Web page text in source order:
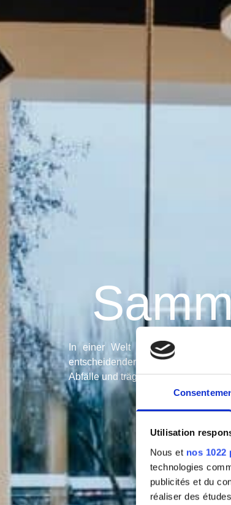
Utilisation
Nous et nos 1022
technologies
publicités et du
réaliser des
In einer Welt mit wachsendem
entscheidender Bedeutung. Der
Abfälle und trägt so zu einer